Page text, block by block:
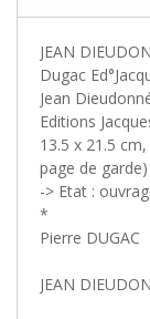
JEAN
Dugac
Jean
Editions
13.5 x 21.5
page de garde)
-> Etat :
*
Pierre DUGAC
JEAN